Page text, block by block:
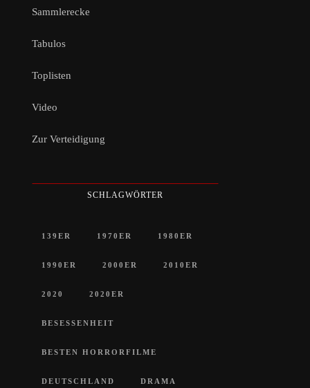
Sammlerecke
Tabulos
Toplisten
Video
Zur Verteidigung
SCHLAGWÖRTER
139ER 1970ER 1980ER
1990ER 2000ER 2010ER
2020 2020ER
BESESSENHEIT
BESTEN HORRORFILME
DEUTSCHLAND DRAMA